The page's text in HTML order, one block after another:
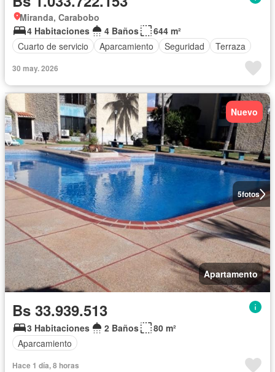
Miranda, Carabobo
4 Habitaciones
4 Baños
644 m²
Cuarto de servicio
Aparcamiento Seguridad Terraza
30 may. 2026
5fotos
Nuevo
Apartamento
Bs 33.939.513
3 Habitaciones 2 Baños
80 m²
Aparcamiento
Hace 1 día, 8 horas